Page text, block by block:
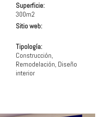
Superficie:
300m2
Sitio web:
Tipología:
Construcción,
Remodelación, Diseño
interior